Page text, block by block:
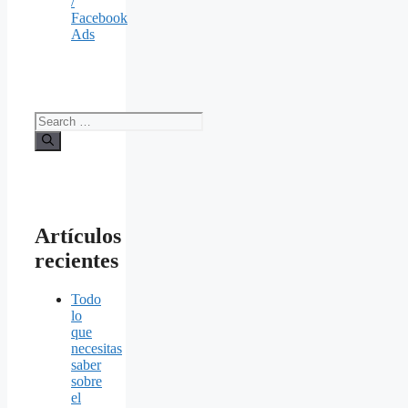
Facebook
Ads
Search
for:
Artículos
recientes
Todo
lo
que
necesitas
saber
sobre
el